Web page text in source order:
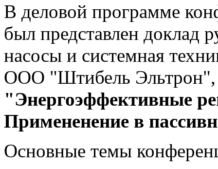
В деловой программе
был представлен доклад
насосы и системная
ООО "Штибель
"Энергоэффективные
Примененение в
Основные темы